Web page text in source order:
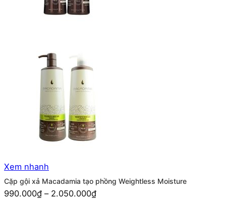
Xem nhanh
Cặp gội xả Macadamia tạo phồng Weightless Moisture
990.000₫ – 2.050.000₫